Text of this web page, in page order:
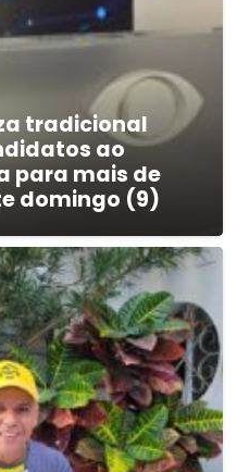
tradicional
ao
para mais de
domingo (9)